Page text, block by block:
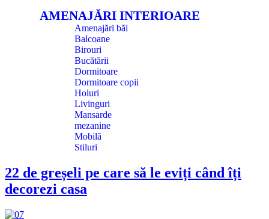
AMENAJĂRI INTERIOARE
Amenajări băi
Balcoane
Birouri
Bucătării
Dormitoare
Dormitoare copii
Holuri
Livinguri
Mansarde
mezanine
Mobilă
Stiluri
22 de greșeli pe care să le eviți când îți
decorezi casa